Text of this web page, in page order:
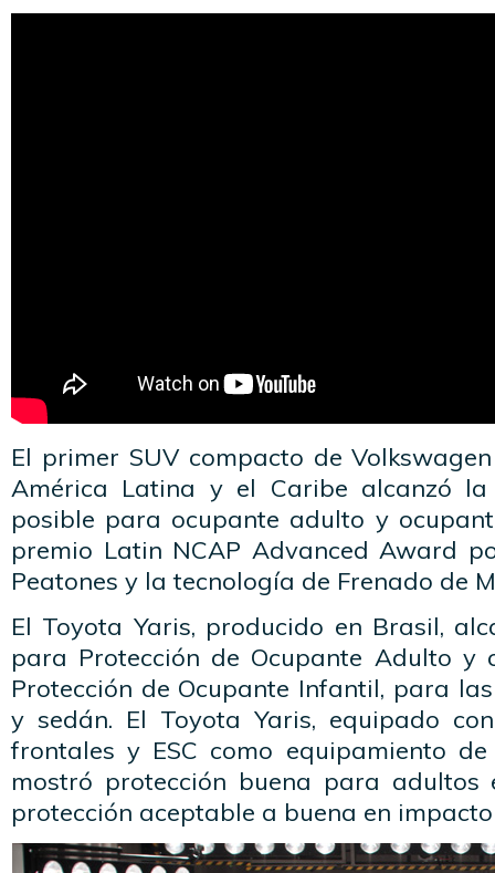
El primer SUV compacto de
América Latina y el Caribe alcanzó la
posible para ocupante adulto y
premio Latin NCAP Advanced Award
Peatones y la tecnología de Frenado de
El Toyota Yaris, producido en Brasil,
para Protección de Ocupante Adulto y
Protección de Ocupante Infantil, para
y sedán. El Toyota Yaris, equipado
frontales y ESC como equipamiento
mostró protección buena para
protección aceptable a buena en